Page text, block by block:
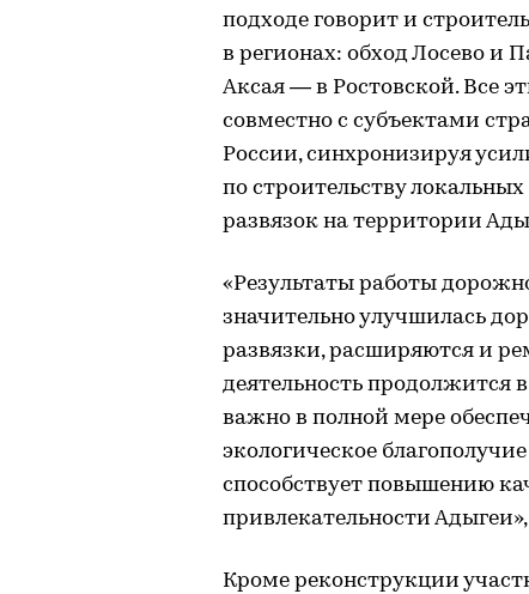
подходе говорит и
в регионах: обход Лосево и
Аксая — в Ростовской. Все
совместно с субъектами
России, синхронизируя
по строительству
развязок на территории
«Результаты работы
значительно улучшилась
развязки, расширяются и
деятельность продолжится
важно в полной мере
экологическое
способствует повышению
привлекательности
Кроме реконструкции